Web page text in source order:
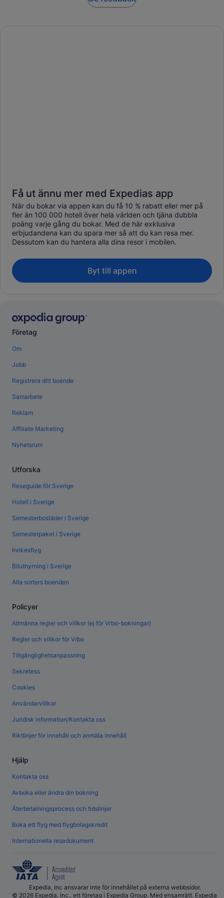
Få ut ännu mer med Expedias app
När du bokar via appen kan du få 10 % rabatt eller mer på
fler än 100 000 hotell över hela världen och tjäna dubbla
poäng varje gång du bokar. Med de här exklusiva
erbjudandena kan du spara mer så att du kan resa mer.
Dessutom kan du hantera alla dina resor i mobilen.
Byt till appen
Företag
Om
Jobb
Registrera ditt boende
Samarbete
Reklam
Affiliate Marketing
Nyhetsrum
Utforska
Reseguide för Sverige
Hotell i Sverige
Semesterbostäder i Sverige
Semesterpaket i Sverige
Inrikesflyg
Biluthyrning i Sverige
Alla sorters boenden
Policyer
Allmänna regler och villkor (ej för Vrbo-bokningar)
Regler och villkor för Vrbo
Tillgänglighetsanpassning
Sekretess
Cookies
Användarvillkor
Juridisk information/Kontakta oss
Riktlinjer för innehåll och anmäla innehåll
Hjälp
Kontakta oss
Avboka eller ändra din bokning
Återbetalningsprocess och tidslinjer
Boka ett flyg med flygbolagskredit
Internationella resedokument
Expedia, Inc ansvarar inte för innehållet på externa webbsidor.
© 2026 Expedia, Inc., ett företag i Expedia Group. Med ensamrätt. Expedia